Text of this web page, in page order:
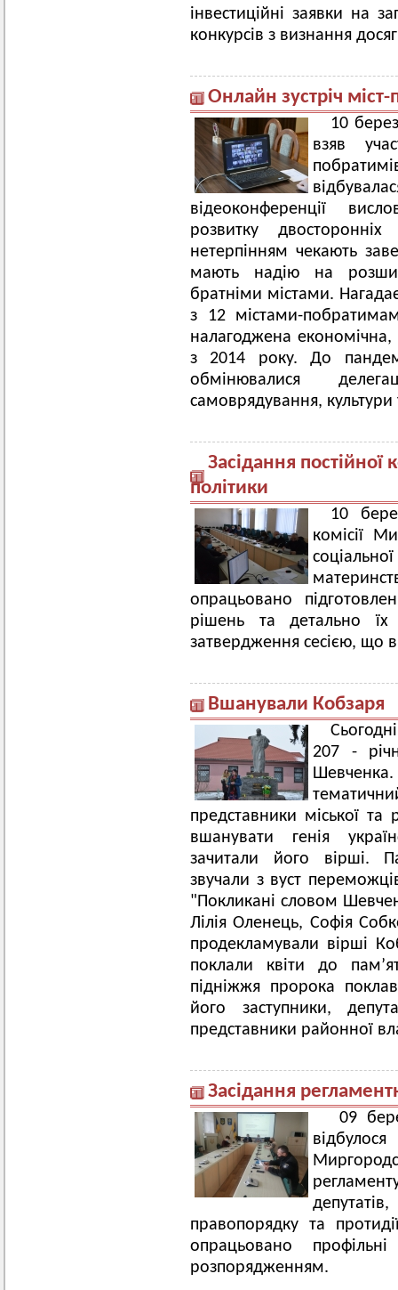
інвестиційні заявки на
конкурсів з визнання
Онлайн зустріч міст-
10
взяв
відеоконференції
розвитку
нетерпінням чекають
мають надію на
братніми містами.
з 12 містами-
налагоджена економічна,
з 2014 року. До
обмінювалися
самоврядування, культури
Засідання постійної
політики
10
комісії
опрацьовано
рішень та детально
затвердження сесією, що
Вшанували Кобзаря
207 -
Шевченка.
представники міської та
вшанувати генія
зачитали його вірші.
звучали з вуст
"Покликані словом
Лілія Оленець, Софія
продекламували вірші
поклали квіти до
підніжжя пророка
його заступники,
представники районної
Засідання
09
правопорядку та
опрацьовано
розпорядженням.